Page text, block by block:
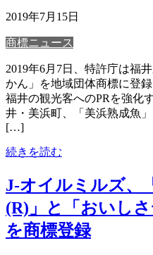
2019年7月15日
商標ニュース
2019年6月7日、特許庁は福
かん」を地域団体商標に登
福井の観光客へのPRを強化
井・美浜町、「美浜熟成魚
[…]
続きを読む
J-オイルミルズ、
(R)」と「おいしさ
を商標登録